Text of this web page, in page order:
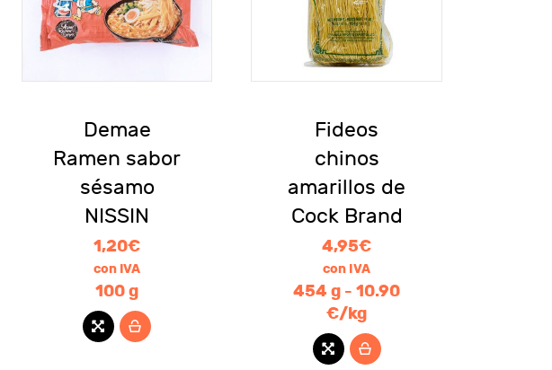
Demae
Ramen sabor
sésamo
NISSIN
1,20€
con IVA
100 g
Fideos
chinos
amarillos de
Cock Brand
4,95€
con IVA
454 g - 10.90
€/kg